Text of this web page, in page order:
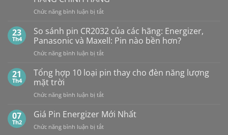
ở
đâu
CR2032S Cao
cấp
GPA76F-
2C10
Vỉ
10
Viên
Chức năng bình luận bị tắtở
PHÂN
PHỐI,
ĐẠI
LÝ
SỈ
TẠI
NỘI
23
Th4
So sánh pin CR2032 của các hãng: Energizer,
Panasonic và Maxell: Pin nào bền hơn?
Chức năng bình luận bị tắtở
sánh
của
hãng:
Panasonic
21
Th4
Tổng hợp 10 loại pin thay cho đèn năng lượng
mặt trời
Chức năng bình luận bị tắtở
hợp
loại
07
Th2
Giá Pin Energizer Mới Nhất
Chức năng bình luận bị tắtở